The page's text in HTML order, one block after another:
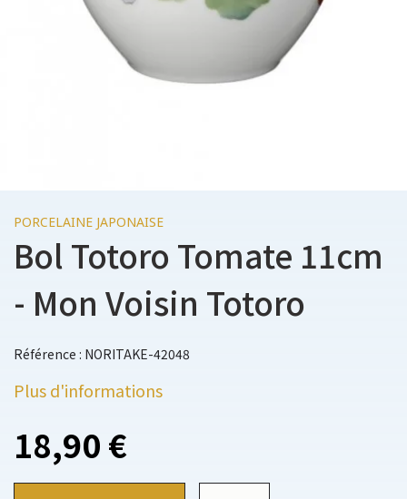
PORCELAINE JAPONAISE
Bol Totoro Tomate 11cm
- Mon Voisin Totoro
Référence : NORITAKE-42048
Plus d'informations
18,90 €